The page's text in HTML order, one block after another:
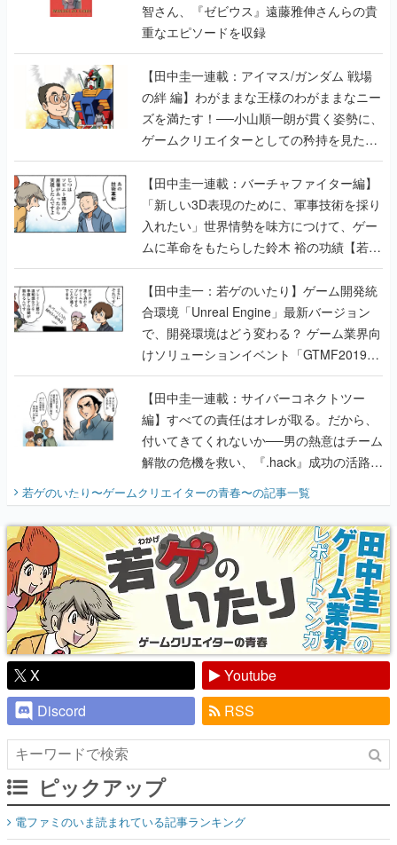
智さん、『ゼビウス』遠藤雅伸さんらの貴
重なエピソードを収録
【田中圭一連載：アイマス/ガンダム 戦場
の絆 編】わがままな王様のわがままなニー
ズを満たす！──小山順一朗が貫く姿勢に、
ゲームクリエイターとしての矜持を見た
【若ゲのいたり最終回】
【田中圭一連載：バーチャファイター編】
「新しい3D表現のために、軍事技術を採り
入れたい」世界情勢を味方につけて、ゲー
ムに革命をもたらした鈴木 裕の功績【若ゲ
のいたり】
【田中圭一：若ゲのいたり】ゲーム開発統
合環境「Unreal Engine」最新バージョン
で、開発環境はどう変わる？ ゲーム業界向
けソリューションイベント「GTMF2019」
に行って、より理解を深めよう【PR】
【田中圭一連載：サイバーコネクトツー
編】すべての責任はオレが取る。だから、
付いてきてくれないか──男の熱意はチーム
解散の危機を救い、『.hack』成功の活路を
『少年ジャンプ』色だった【若ゲのいた
り】
若ゲのいたり〜ゲームクリエイターの青春〜の記事一覧
X
Youtube
Discord
RSS
ピックアップ
電ファミのいま読まれている記事ランキング